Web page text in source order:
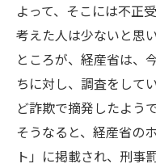
よって、そこには不正
考えた人は少ないと思い
ところが、経産省は、
ちに対し、調査をして
ど詐欺で摘発したようで
そうなると、経産省の
ト」に掲載され、刑事